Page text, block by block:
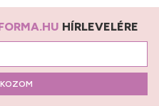
HÍRLEVELÉRE